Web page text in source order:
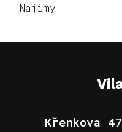
Najimy
Křenkova